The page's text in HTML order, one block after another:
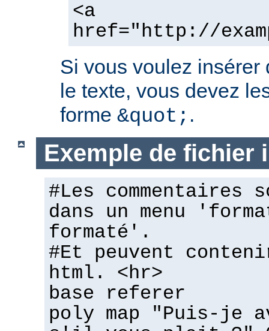
<a
href="http://
Si vous voulez insérer
le texte, vous devez
forme &quot; .
Exemple de fichier
#Les commentaires
dans un menu
formaté'.
#Et peuvent
html. <hr>
base referer
poly map "Puis-je